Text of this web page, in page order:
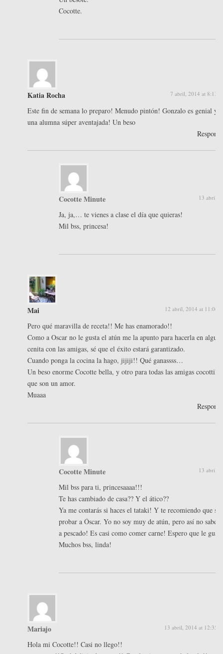
Cocotte.
Katia Rocha 7 abril, 2014 at 8:13
Este fin de semana lo preparo! Menudo pintón! Gonzalo es genial y
una alumna súper aventajada! Un beso
Cocotte Minute 13 abril,
Ja, ja,… te vienes a clase el día que quieras!
Mil bss, princesa!
Mai 12 abril, 2014 at 11:06
Pero qué maravilla de receta!! Me has enamorado!!
Como a Oscar no le gusta el atún me la apunto para hacerla en alguna
cenita con las amigas, sé que el éxito estará garantizado.
Cuando ponga la cocina la hago, jijiji!! Qué ganassss…
Un beso enorme Cocotte bella, y otro para todas las amigas cocottiles
que son un amor.
Muaaa
Cocotte Minute 13 abril,
Mil bss para ti, princesaaaa!!!
Te has cambiado de casa?? Y el ático??
Ya me contarás si haces el tataki! Y te recomiendo que se
probar a Óscar. Yo no soy muy de atún, pero así no sabe
a pescado! Es casi como comer carne! Espero que le
Muchos bss, linda!
Mariajo 13 abril, 2014 at 12:35
Hola mi Cocotte!! Casi no llego!!